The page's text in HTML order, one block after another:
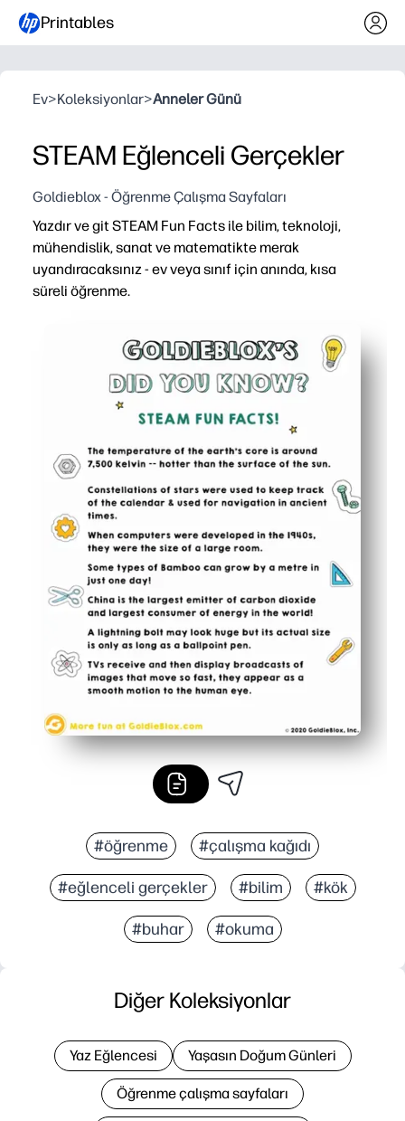
Printables
Ev>Koleksiyonlar>Anneler Günü
STEAM Eğlenceli Gerçekler
Goldieblox - Öğrenme Çalışma Sayfaları
Yazdır ve git STEAM Fun Facts ile bilim, teknoloji,
mühendislik, sanat ve matematikte merak
uyandıracaksınız - ev veya sınıf için anında, kısa
süreli öğrenme.
Sıfır hazırlık - indirin, yazdırın ve ısınma, merkez
Yüksek ilgi çekici gerçekler okuyucuları birbirine
Esnek kullanım - panolarda yayınlayın, klasörlere
Çocukların hemen uygulayabileceği kelime hazinesi,
#öğrenme #çalışma kağıdı
#eğlenceli gerçekler #bilim #kök
#buhar #okuma
Diğer Koleksiyonlar
Yaz Eğlencesi Yaşasın Doğum Günleri
Öğrenme çalışma sayfaları